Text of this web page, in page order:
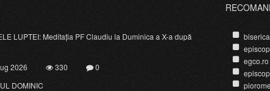
LUPTEI: Meditația PF Claudiu la Duminica a X-a după
2026
330
0
DOMINIC
egco.ro